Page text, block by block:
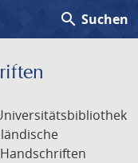
search Suchen